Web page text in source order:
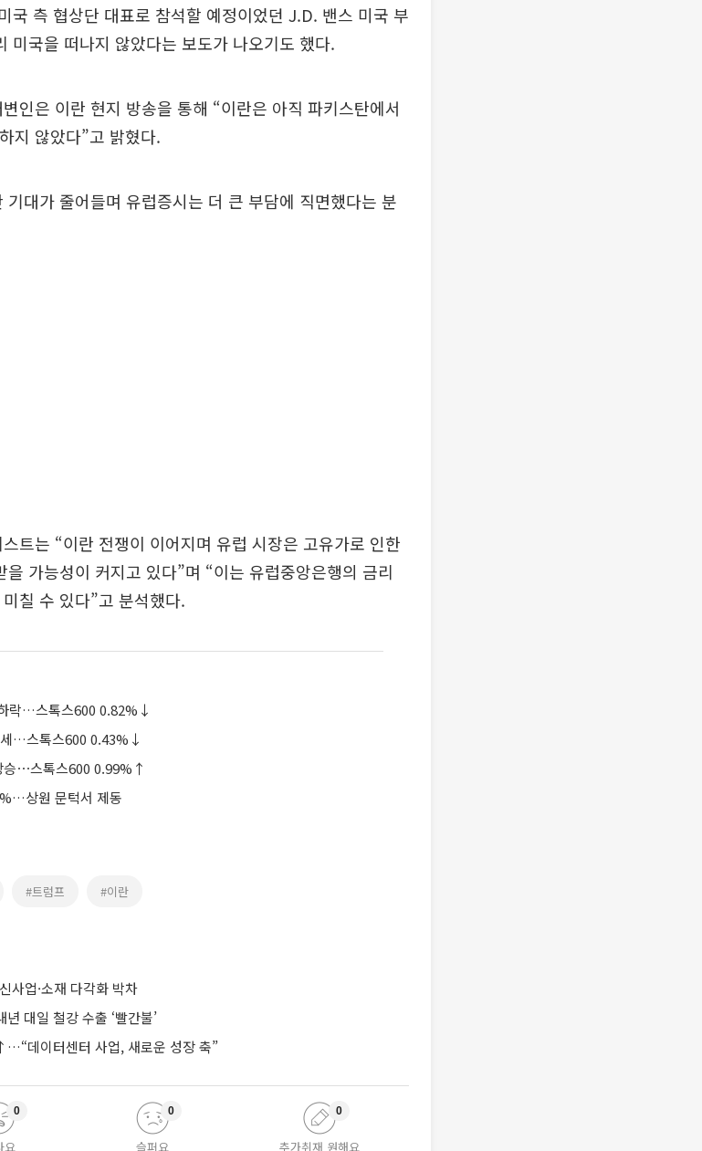
국 측 협상단 대표로 참석할 예정이었던 J.D. 밴스 미국 부
미국을 떠나지 않았다는 보도가 나오기도 했다.
인은 이란 현지 방송을 통해 “이란은 아직 파키스탄에서
지 않았다”고 밝혔다.
대가 줄어들며 유럽증시는 더 큰 부담에 직면했다는 분
트는 “이란 전쟁이 이어지며 유럽 시장은 고유가로 인한
을 가능성이 커지고 있다”며 “이는 유럽중앙은행의 금리
칠 수 있다”고 분석했다.
락…스톡스600 0.82%↓
세…스톡스600 0.43%↓
승⋯스톡스600 0.99%↑
상원 문턱서 제동
#트럼프 #이란
업·소재 다각화 박차
대일 철강 수출 ‘빨간불’
데이터센터 사업, 새로운 성장 축”
요
0
슬퍼요
0
추가취재 원해요
0